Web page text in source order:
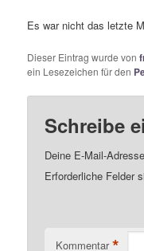
Es war nicht das letzte
Dieser Eintrag wurde von
ein Lesezeichen für den
Schreibe
Deine E-Mail-
Erforderliche Felder
Kommentar *